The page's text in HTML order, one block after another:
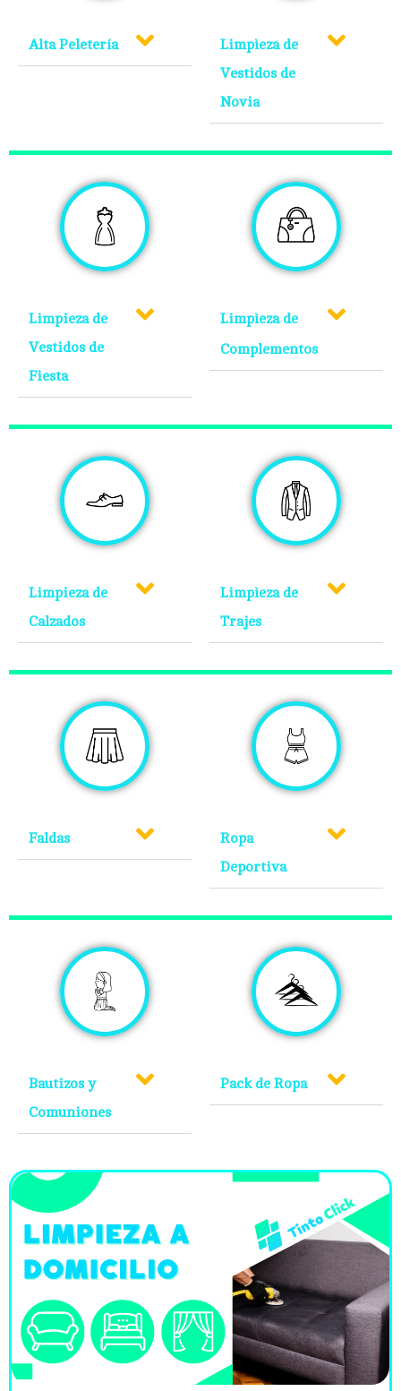
Alta Peletería
Limpìeza de
Vestidos de
Novia
Limpieza de
Vestidos de
Fiesta
Limpìeza de
Complementos
Limpieza de
Calzados
Limpìeza de
Trajes
Faldas
Ropa
Deportiva
Bautizos y
Comuniones
Pack de Ropa